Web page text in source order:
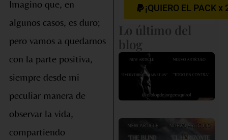
Imagino que, en
algunos casos, es duro;
pero vamos a quedarnos
con la parte positiva,
siempre desde mi
peculiar manera de
observar la vida,
compartiendo
¡QUIERO EL PACK x
Lo último del
blog